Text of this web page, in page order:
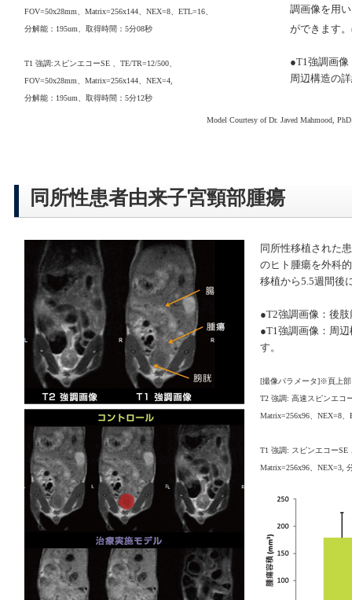
FOV=50x28mm、Matrix=256x144、NEX=8、ETL=16、
分解能：195um、取得時間：5分08秒
T1 強調:スピンエコーSE 、TE/TR=12/500、
FOV=50x28mm、Matrix=256x144、NEX=4,
分解能：195um、取得時間：5分12秒
調画像を用
ができます
●T1強調画像
周辺構造の
Model Courtesy of Dr. Javed Mahmood,
同所性患者由来子宮頸部腫瘍
同所性移植された
のヒト腫瘍を外科
移植から5.5週間後
●T2強調画像：後
●T1強調画像：周
す。
[撮像パラメータ]※頁上部
T2 強調: 高速スピンエコ
Matrix=256x96、NEX=8
T1 強調: スピンエコーSE
Matrix=256x96、NEX=3,